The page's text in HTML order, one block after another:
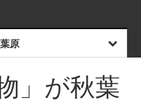
原
」が秋葉